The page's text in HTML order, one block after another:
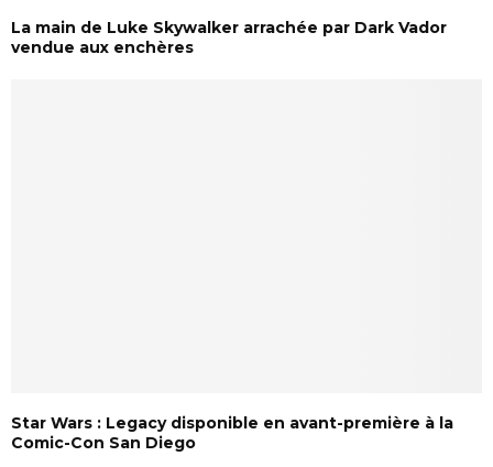
La main de Luke Skywalker arrachée par Dark Vador
vendue aux enchères
Star Wars : Legacy disponible en avant-première à la
Comic-Con San Diego